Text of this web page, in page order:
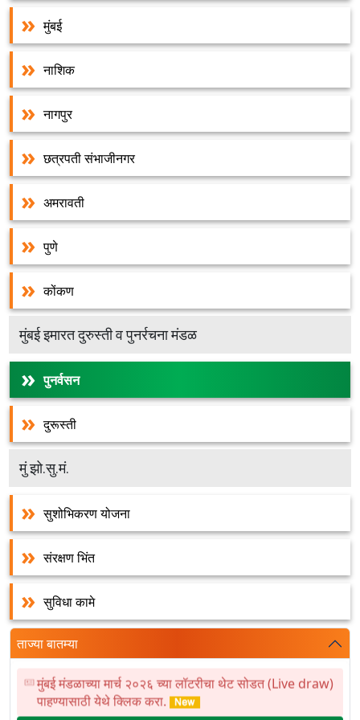
This
shortcut
activates
screen
reader
help
navigate
and
interact
with
the
content.
मुंबई
नाशिक
नागपुर
छत्रपती संभाजीनगर
अमरावती
पुणे
कोंकण
मुंबई इमारत दुरुस्ती व पुनर्रचना मंडळ
पुनर्वसन
दुरूस्ती
मुं झो.सु.मं.
सुशोभिकरण योजना
संरक्षण भिंत
सुविधा कामे
ताज्या बातम्या
मुंबई मंडळाच्या मार्च २०२६ च्या लॉटरीचा थेट सोडत (Live draw)
पाहण्यासाठी येथे क्लिक करा.